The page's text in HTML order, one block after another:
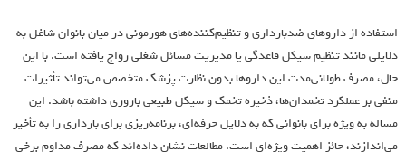
استفاده از داروهای ضدبارداری و تنظیم‌کننده‌های هورمونی در میان بانوان شاغل به
دلایلی مانند تنظیم سیکل قاعدگی یا مدیریت مسائل شغلی رواج یافته است. با این
حال، مصرف طولانی‌مدت این داروها بدون نظارت پزشک متخصص می‌تواند تأثیرات
منفی بر عملکرد تخمدان‌ها، ذخیره تخمک و سیکل طبیعی باروری داشته باشد. این
مساله به ویژه برای بانوانی که به دلایل حرفه‌ای، برنامه‌ریزی برای بارداری را به تأخیر
می‌اندازند، حائز اهمیت ویژه‌ای است. مطالعات نشان داده‌اند که مصرف مداوم برخی